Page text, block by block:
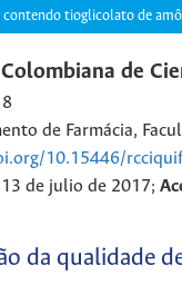
contendo tioglicolato de